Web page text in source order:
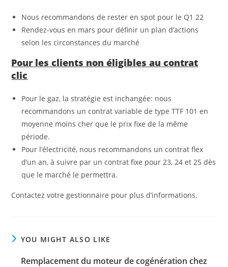
Nous recommandons de rester en spot pour le Q1 22
Rendez-vous en mars pour définir un plan d’actions
selon les circonstances du marché
Pour les clients nonéligibles aucontrat
clic
Pour le gaz, la stratégie est inchangée: nous
recommandons un contrat variable de type TTF 101 en
moyenne moins cher que le prix fixe de la même
période.
Pour l’électricité, nous recommandons un contrat flex
d’un an, à suivre par un contrat fixe pour 23, 24 et 25 dès
que le marché le permettra.
Contactez votre gestionnaire pour plus d’informations.
YOU MIGHT ALSO LIKE
Remplacement du moteur de cogénération chez